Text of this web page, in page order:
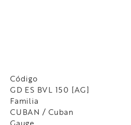
Código
GD ES BVL 150 [AG]
Familia
CUBAN / Cuban